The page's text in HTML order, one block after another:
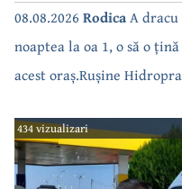
case???????????????
08.08.2026 RodicaA
noaptea la oa 1, o să o
acest oraș.Rușine
434 vizualizari